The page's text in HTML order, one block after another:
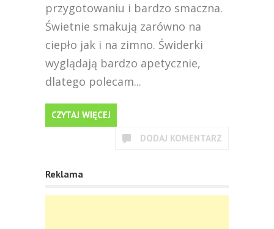
przygotowaniu i bardzo smaczna.
Świetnie smakują zarówno na
ciepło jak i na zimno. Świderki
wyglądają bardzo apetycznie,
dlatego polecam...
CZYTAJ WIĘCEJ
DODAJ KOMENTARZ
Reklama